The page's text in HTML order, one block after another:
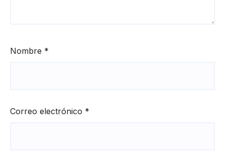
Nombre *
Correo electrónico *